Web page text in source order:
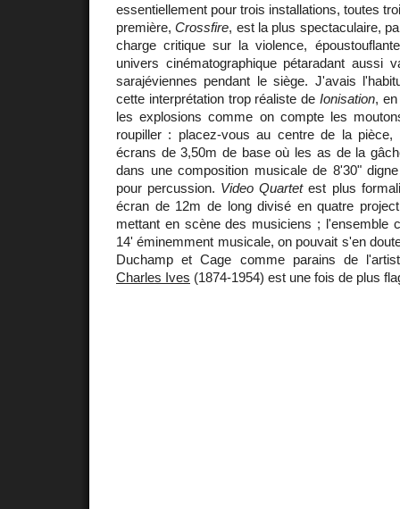
essentiellement pour trois installations, toutes
première,Crossfire, est la plus spectaculaire,
charge critique sur la violence,
univers cinématographique pétaradant aussi
sarajéviennes pendant le siège. J'avais
cette interprétation trop réaliste de Ionisation,
les explosions comme on compte les
roupiller : placez-vous au centre de la pièce,
écrans de 3,50m de base où les as de la
dans une composition musicale de 8'30"
pour percussion. Video Quartetest plus
écran de 12m de long divisé en quatre
mettant en scène des musiciens ; l'ensemble
14' éminemment musicale, on pouvait s'en
Duchamp et Cage comme parains de
Charles Ives (1874-1954) est une fois de plus